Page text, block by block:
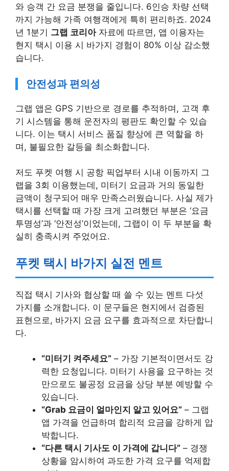
와 승객 간 요금 분쟁을 줄입니다. 6인승 차량 선택
까지 가능해 가족 여행객에게 특히 편리하죠. 2024
년 1분기 그랩 코리아자료에 따르면, 앱 이용자는
현지 택시 이용 시 바가지 경험이 80% 이상 감소했
습니다.
안전성과 편의성
그랩 앱은 GPS 기반으로 경로를 추적하며, 고객 후
기 시스템을 통해 운전자의 평판도 확인할 수 있습
니다. 이는 택시 서비스 품질 향상에 큰 역할을 하
며, 불필요한 갈등을 최소화합니다.
저도 푸켓 여행 시 공항 픽업부터 시내 이동까지 그
랩을 3회 이용했는데, 미터기 요금과 거의 동일한
금액이 청구되어 매우 만족스러웠습니다. 사실 제가
택시를 선택할 때 가장 크게 고려했던 부분은 ‘요금
투명성’과 ‘안전성’이었는데, 그랩이 이 두 부분을 확
실히 충족시켜 주었어요.
푸켓 택시 바가지 실전 멘트
직접 택시 기사와 협상할 때 쓸 수 있는 멘트 다섯
가지를 소개합니다. 이 문구들은 현지에서 검증된
표현으로, 바가지 요금 요구를 효과적으로 차단합니
다.
“미터기 켜주세요” – 가장 기본적이면서도 강
력한 요청입니다. 미터기 사용을 요구하는 것
만으로도 불공정 요금을 상당 부분 예방할 수
있습니다.
“Grab 요금이 얼마인지 알고 있어요” – 그랩
앱 가격을 언급하며 합리적 요금을 강하게 압
박합니다.
“다른 택시 기사도 이 가격에 갑니다” – 경쟁
상황을 암시하여 과도한 가격 요구를 억제합